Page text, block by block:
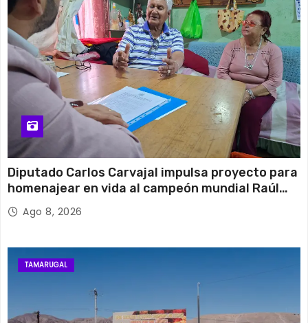
Diputado Carlos Carvajal impulsa proyecto para
homenajear en vida al campeón mundial Raúl
Choque
Ago 8, 2026
TAMARUGAL